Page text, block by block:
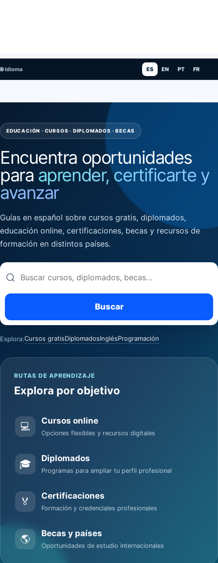
🌐 Idioma ES EN PT FR
EDUCACIÓN · CURSOS · DIPLOMADOS · BECAS
Encuentra oportunidades
para aprender, certificarte y
avanzar
Guías en español sobre cursos gratis, diplomados,
educación online, certificaciones, becas y recursos de
formación en distintos países.
Buscar
y
guías
Buscar
Explora:Cursos gratisDiplomadosInglésProgramación
RUTAS DE APRENDIZAJE
Explora por objetivo
💻 Cursos online
Opciones flexibles y recursos digitales
🎓 Diplomados
Programas para ampliar tu perfil profesional
🏅 Certificaciones
Formación y credenciales profesionales
🌎 Becas y países
Oportunidades de estudio internacionales